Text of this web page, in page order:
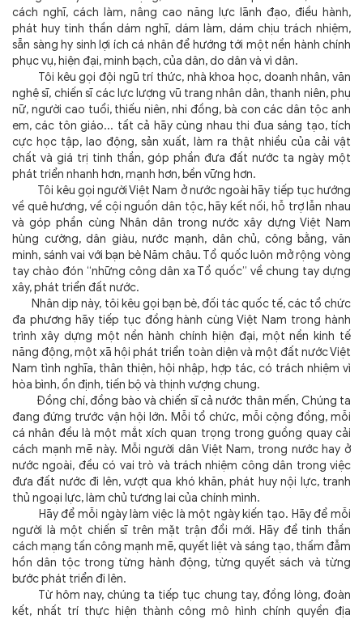
cách nghĩ, cách làm, nâng cao năng lực lãnh đạo, điều hành,
phát huy tinh thần dám nghĩ, dám làm, dám chịu trách nhiệm,
sẵn sàng hy sinh lợi ích cá nhân để hướng tới một nền hành chính
phục vụ, hiện đại, minh bạch, của dân, do dân và vì dân.
Tôi kêu gọi đội ngũ trí thức, nhà khoa học, doanh nhân, văn
nghệ sĩ, chiến sĩ các lực lượng vũ trang nhân dân, thanh niên, phụ
nữ, người cao tuổi, thiếu niên, nhi đồng, bà con các dân tộc anh
em, các tôn giáo... tất cả hãy cùng nhau thi đua sáng tạo, tích
cực học tập, lao động, sản xuất, làm ra thật nhiều của cải vật
chất và giá trị tinh thần, góp phần đưa đất nước ta ngày một
phát triển nhanh hơn, mạnh hơn, bền vững hơn.
Tôi kêu gọi người Việt Nam ở nước ngoài hãy tiếp tục hướng
về quê hương, về cội nguồn dân tộc, hãy kết nối, hỗ trợ lẫn nhau
và góp phần cùng Nhân dân trong nước xây dựng Việt Nam
hùng cường, dân giàu, nước mạnh, dân chủ, công bằng, văn
minh, sánh vai với bạn bè Năm châu. Tổ quốc luôn mở rộng vòng
tay chào đón “những công dân xa Tổ quốc” về chung tay dựng
xây, phát triển đất nước.
Nhân dịp này, tôi kêu gọi bạn bè, đối tác quốc tế, các tổ chức
đa phương hãy tiếp tục đồng hành cùng Việt Nam trong hành
trình xây dựng một nền hành chính hiện đại, một nền kinh tế
năng động, một xã hội phát triển toàn diện và một đất nước Việt
Nam tình nghĩa, thân thiện, hội nhập, hợp tác, có trách nhiệm vì
hòa bình, ổn định, tiến bộ và thịnh vượng chung.
Đồng chí, đồng bào và chiến sĩ cả nước thân mến, Chúng ta
đang đứng trước vận hội lớn. Mỗi tổ chức, mỗi cộng đồng, mỗi
cá nhân đều là một mắt xích quan trọng trong guồng quay cải
cách mạnh mẽ này. Mỗi người dân Việt Nam, trong nước hay ở
nước ngoài, đều có vai trò và trách nhiệm công dân trong việc
đưa đất nước đi lên, vượt qua khó khăn, phát huy nội lực, tranh
thủ ngoại lực, làm chủ tương lai của chính mình.
Hãy để mỗi ngày làm việc là một ngày kiến tạo. Hãy để mỗi
người là một chiến sĩ trên mặt trận đổi mới. Hãy để tinh thần
cách mạng tấn công mạnh mẽ, quyết liệt và sáng tạo, thấm đẫm
hồn dân tộc trong từng hành động, từng quyết sách và từng
bước phát triển đi lên.
Từ hôm nay, chúng ta tiếp tục chung tay, đồng lòng, đoàn
kết, nhất trí thực hiện thành công mô hình chính quyền địa